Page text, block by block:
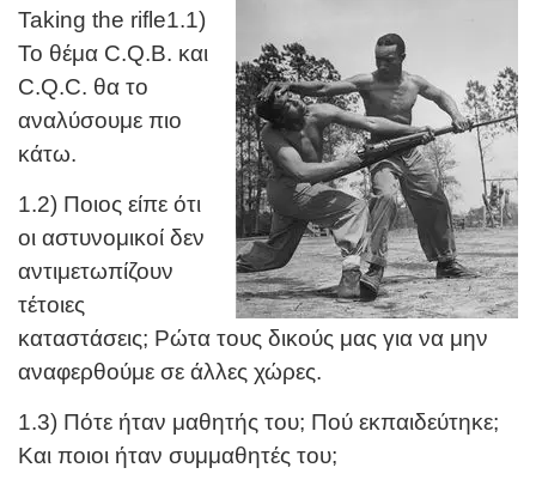
Taking the rifle1.1)
Το θέμα C.Q.B. και
C.Q.C. θα το
αναλύσουμε πιο
κάτω.
1.2) Ποιος είπε ότι
οι αστυνομικοί δεν
αντιμετωπίζουν
τέτοιες
καταστάσεις; Ρώτα τους δικούς μας για να μην
αναφερθούμε σε άλλες χώρες.
1.3) Πότε ήταν μαθητής του; Πού εκπαιδεύτηκε;
Και ποιοι ήταν συμμαθητές του;